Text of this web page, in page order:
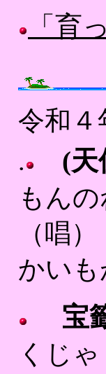
「
令和
.
(天
もん
（唱
かい
宝
くじ